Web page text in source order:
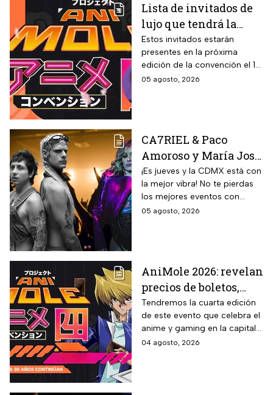
Lista de invitados de
lujo que tendrá la
Animole 2026
Estos invitados estarán
presentes en la próxima
edición de la convención el 12
y 13 de septiembre
05 agosto, 2026
CA7RIEL & Paco
Amoroso y María José
prenden la CDMX este
jueves 6 de agosto;
sedes, horarios y
precios de boletos
¡Es jueves y la CDMX está con
la mejor vibra! No te pierdas
los mejores eventos con
artistas de primer nivel.
05 agosto, 2026
AniMole 2026: revelan
precios de boletos,
fechas y actividades
confirmadas
Tendremos la cuarta edición
de este evento que celebra el
anime y gaming en la capital
del país
04 agosto, 2026